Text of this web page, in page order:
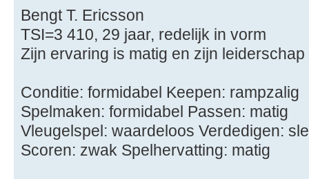
Bengt T. Ericsson
TSI=3 410, 29 jaar, redelijk in vorm
Zijn ervaring is matig en zijn leiderschap
Conditie: formidabel Keepen: rampzalig
Spelmaken: formidabel Passen: matig
Vleugelspel: waardeloos Verdedigen:
Scoren: zwak Spelhervatting: matig